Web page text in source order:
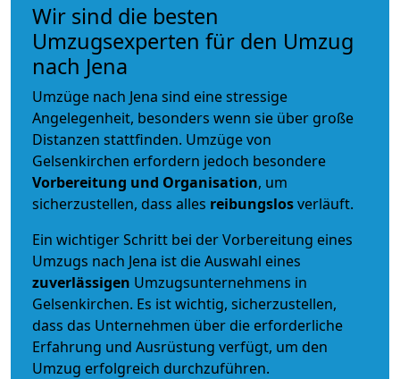
Wir sind die besten
Umzugsexperten für den Umzug
nach Jena
Umzüge nach Jena sind eine stressige
Angelegenheit, besonders wenn sie über große
Distanzen stattfinden. Umzüge von
Gelsenkirchen erfordern jedoch besondere
Vorbereitung und Organisation, um
sicherzustellen, dass alles reibungslosverläuft.
Ein wichtiger Schritt bei der Vorbereitung eines
Umzugs nach Jena ist die Auswahl eines
zuverlässigen Umzugsunternehmens in
Gelsenkirchen. Es ist wichtig, sicherzustellen,
dass das Unternehmen über die erforderliche
Erfahrung und Ausrüstung verfügt, um den
Umzug erfolgreich durchzuführen.